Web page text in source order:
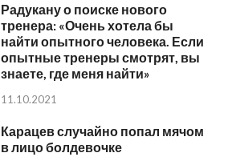
Радукану о поиске нового
тренера: «Очень хотела бы
найти опытного человека. Если
опытные тренеры смотрят, вы
знаете, где меня найти»
11.10.2021
Карацев случайно попал мячом
в лицо болдевочке